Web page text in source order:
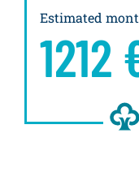
Estimated
1212